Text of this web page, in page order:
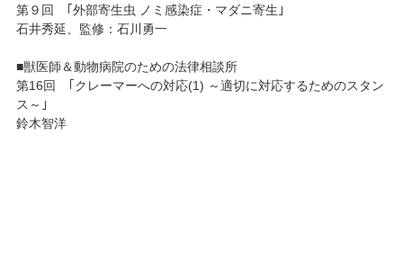
第９回 ｢外部寄生虫 ノミ感染症・マダニ寄生｣
石井秀延、監修：石川勇一
■獣医師＆動物病院のための法律相談所
第16回 ｢クレーマーへの対応(1) ～適切に対応するためのスタン
ス～｣
鈴木智洋